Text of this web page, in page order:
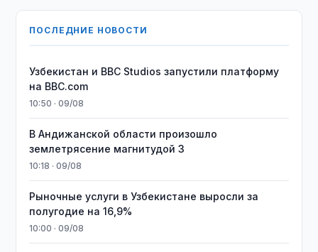
ПОСЛЕДНИЕ НОВОСТИ
Узбекистан и BBC Studios запустили платформу
на BBC.com
10:50 · 09/08
В Андижанской области произошло
землетрясение магнитудой 3
10:18 · 09/08
Рыночные услуги в Узбекистане выросли за
полугодие на 16,9%
10:00 · 09/08